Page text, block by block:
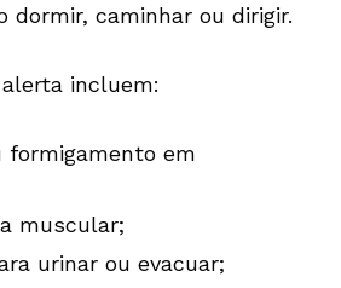
dormir, caminhar ou dirigir.
incluem:
formigamento em
muscular;
urinar ou evacuar;